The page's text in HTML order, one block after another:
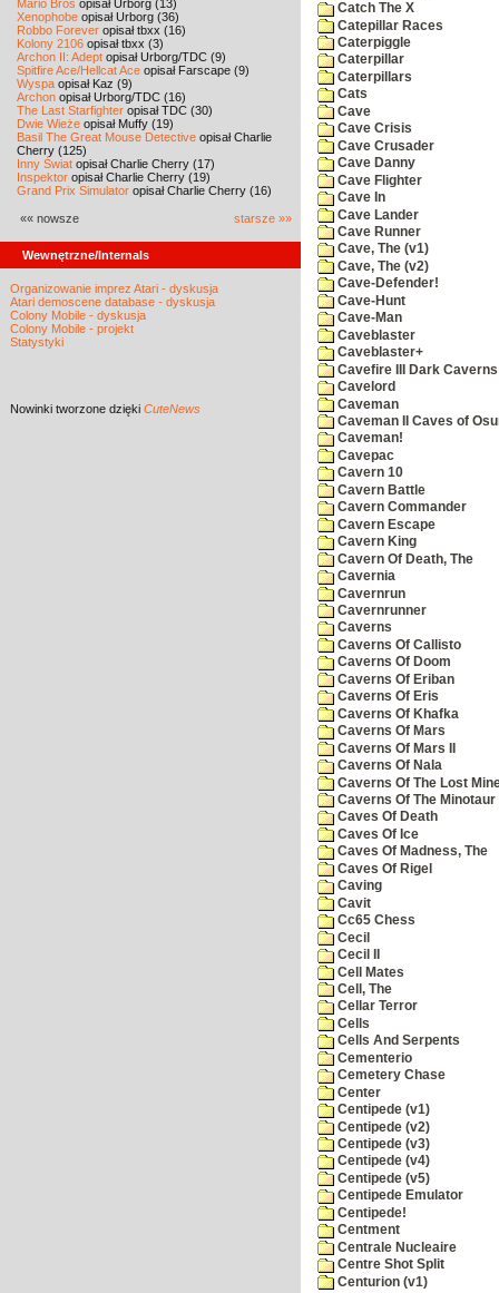
Mario Bros opisał Urborg (13)
Xenophobe opisał Urborg (36)
Robbo Forever opisał tbxx (16)
Kolony 2106 opisał tbxx (3)
Archon II: Adept opisał Urborg/TDC (9)
Spitfire Ace/Hellcat Ace opisał Farscape (9)
Wyspa opisał Kaz (9)
Archon opisał Urborg/TDC (16)
The Last Starfighter opisał TDC (30)
Dwie Wieże opisał Muffy (19)
Basil The Great Mouse Detective opisał Charlie
Cherry (125)
Inny Świat opisał Charlie Cherry (17)
Inspektor opisał Charlie Cherry (19)
Grand Prix Simulator opisał Charlie Cherry (16)
«« nowsze starsze »»
Wewnętrzne/Internals
Organizowanie imprez Atari - dyskusja
Atari demoscene database - dyskusja
Colony Mobile - dyskusja
Colony Mobile - projekt
Statystyki
Nowinki tworzone dzięki CuteNews
Catch The X
Catepillar Races
Caterpiggle
Caterpillar
Caterpillars
Cats
Cave
Cave Crisis
Cave Crusader
Cave Danny
Cave Flighter
Cave In
Cave Lander
Cave Runner
Cave, The (v1)
Cave, The (v2)
Cave-Defender!
Cave-Hunt
Cave-Man
Caveblaster
Caveblaster+
Cavefire III Dark Caverns
Cavelord
Caveman
Caveman II Caves of
Caveman!
Cavepac
Cavern 10
Cavern Battle
Cavern Commander
Cavern Escape
Cavern King
Cavern Of Death, The
Cavernia
Cavernrun
Cavernrunner
Caverns
Caverns Of Callisto
Caverns Of Doom
Caverns Of Eriban
Caverns Of Eris
Caverns Of Khafka
Caverns Of Mars
Caverns Of Mars II
Caverns Of Nala
Caverns Of The Lost
Caverns Of The Minotaur
Caves Of Death
Caves Of Ice
Caves Of Madness, The
Caves Of Rigel
Caving
Cavit
Cc65 Chess
Cecil
Cecil II
Cell Mates
Cell, The
Cellar Terror
Cells
Cells And Serpents
Cementerio
Cemetery Chase
Center
Centipede (v1)
Centipede (v2)
Centipede (v3)
Centipede (v4)
Centipede (v5)
Centipede Emulator
Centipede!
Centment
Centrale Nucleaire
Centre Shot Split
Centurion (v1)